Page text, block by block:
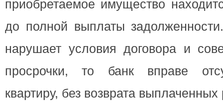
приобретаемое имущество
до полной выплаты
нарушает условия договора и
просрочки, то банк вправе
квартиру, без возврата